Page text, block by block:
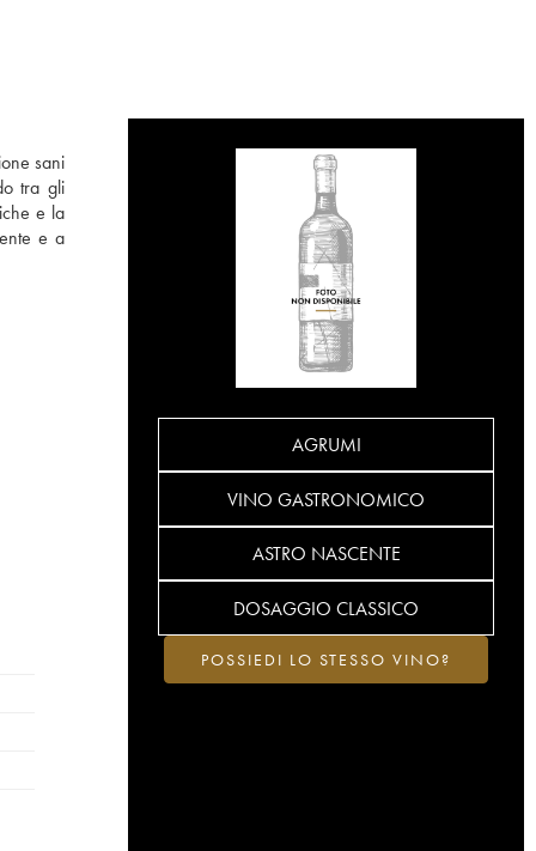
sani
tra gli
e la
e a
AGRUMI
VINO GASTRONOMICO
ASTRO NASCENTE
DOSAGGIO CLASSICO
POSSIEDI LO STESSO VINO?